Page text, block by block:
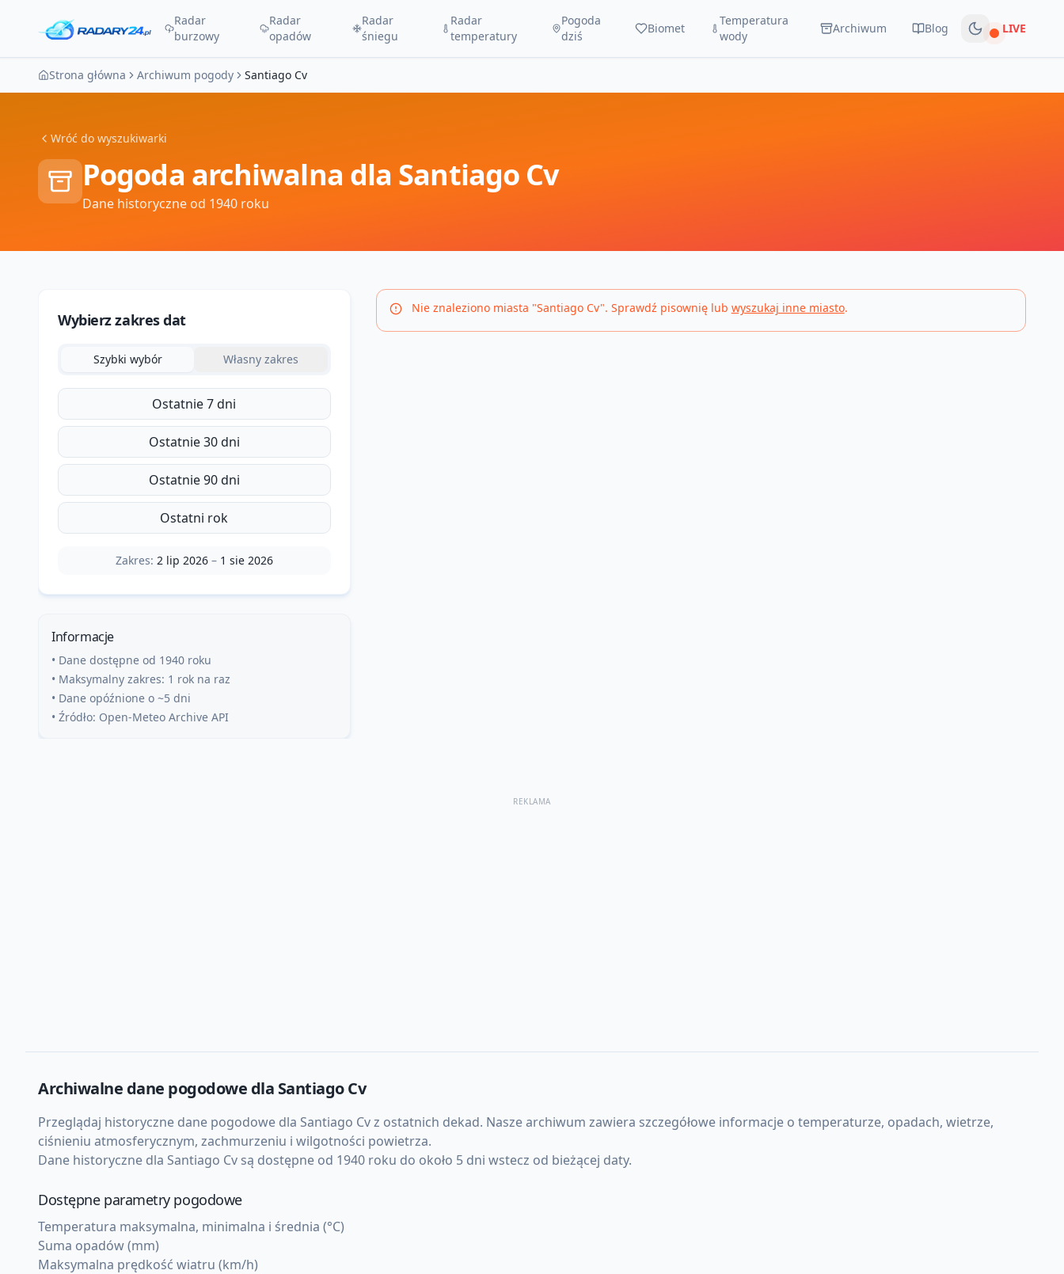
Radar
burzowy
Radar
opadów
Radar
śniegu
Radar
temperatury
Pogoda
dziś
Biomet
Temperatura
wody
Archiwum Blog Na żywo
LIVE
Strona główna Archiwum pogody Santiago Cv
Wróć do wyszukiwarki
Pogoda archiwalna dla Santiago Cv
Dane historyczne od 1940 roku
Wybierz zakres dat
Szybki wybór Własny zakres
Ostatnie 7 dni
Ostatnie 30 dni
Ostatnie 90 dni
Ostatni rok
Zakres: 2 lip 2026– 1 sie 2026
Informacje
• Dane dostępne od 1940 roku
• Maksymalny zakres: 1 rok na raz
• Dane opóźnione o ~5 dni
• Źródło: Open-Meteo Archive API
Nie znaleziono miasta "Santiago Cv". Sprawdź pisownię lub wyszukaj inne miasto.
REKLAMA
Archiwalne dane pogodowe dla Santiago Cv
Przeglądaj historyczne dane pogodowe dla Santiago Cvz ostatnich dekad. Nasze archiwum zawiera szczegółowe informacje o temperaturze, opadach, wietrze,
ciśnieniu atmosferycznym, zachmurzeniu i wilgotności powietrza.
Dane historyczne dla Santiago Cv są dostępne od 1940 roku do około 5 dni wstecz od bieżącej daty.
Dostępne parametry pogodowe
Temperatura maksymalna, minimalna i średnia (°C)
Suma opadów (mm)
Maksymalna prędkość wiatru (km/h)